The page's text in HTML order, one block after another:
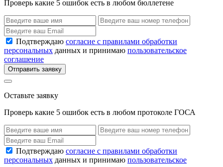
Проверь какие 5 ошибок есть в любом бюллетене
Подтверждаю согласие с правилами обработки
персональных данных и принимаю пользовательское
соглашение
Отправить заявку
Оставьте заявку
Проверь какие 5 ошибок есть в любом протоколе ГОСА
Подтверждаю согласие с правилами обработки
персональных данных и принимаю пользовательское